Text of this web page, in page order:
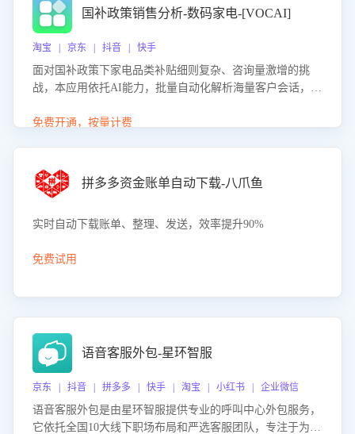
国补政策销售分析-数码家电-[VOCAI]
淘宝 | 京东 | 抖音 | 快手
面对国补政策下家电品类补贴细则复杂、咨询量激增的挑
战，本应用依托AI能力，批量自动化解析海量客户会话，精
购买意向，深度洞察决策动因。同时全面评估客服团队政策
度、客服转化能力及销售业绩。
免费开通，按量计费
拼多多资金账单自动下载-八爪鱼
实时自动下载账单、整理、发送，效率提升90%
免费试用
语音客服外包-星环智服
京东 | 抖音 | 拼多多 | 快手 | 淘宝 | 小红书 | 企业微信
语音客服外包是由星环智服提供专业的呼叫中心外包服务，
它依托全国10大线下职场布局和严选客服团队，专注于为企